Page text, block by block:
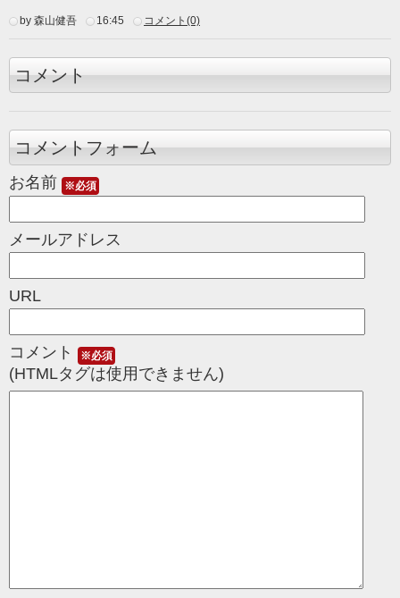
by 森山健吾 16:45 コメント(0)
コメント
コメントフォーム
お名前 ※必須
メールアドレス
URL
コメント ※必須
(HTMLタグは使用できません)